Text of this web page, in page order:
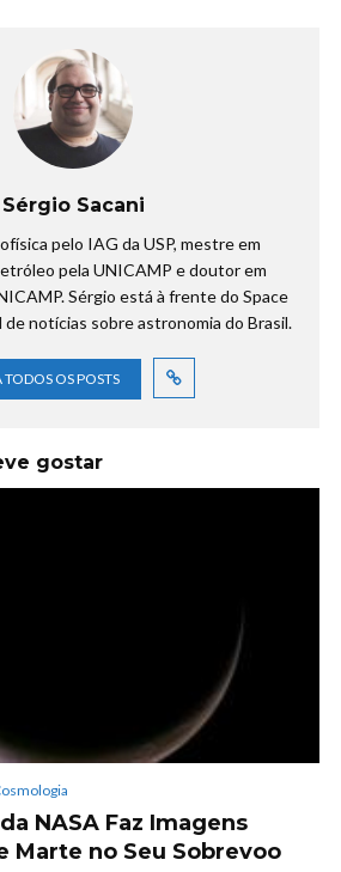
Sérgio Sacani
pelo IAG da USP, mestre em
pela UNICAMP e doutor em
Sérgio está à frente do Space
de notícias sobre astronomia do Brasil.
TODOS OS POSTS
gostar
NASA Faz Imagens
Marte no Seu Sobrevoo